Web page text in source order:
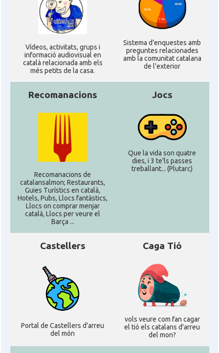
Ví­deos, activitats, grups i
informació audiovisual en
català relacionada amb els
més petits de la casa.
Sistema d'enquestes amb
preguntes relacionades
amb la comunitat catalana
de l'exterior
Recomanacions
Recomanacions de
catalansalmon; Restaurants,
Guies Turístics en català,
Hotels, Pubs, Llocs fantàstics,
Llocs on comprar menjar
català, Llocs per veure el
Barça ...
Jocs
Que la vida son quatre
dies, i 3 te'ls passes
treballant... (Plutarc)
Castellers
Portal de Castellers d'arreu
del món
Caga Tió
vols veure com fan cagar
el tió els catalans d'arreu
del mon?